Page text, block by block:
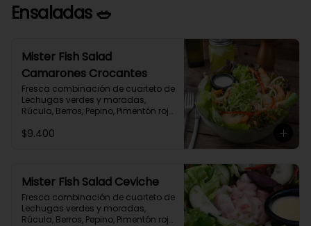
Ensaladas 🥗
Mister Fish Salad
Camarones Crocantes
Fresca combinación de cuarteto de
Lechugas verdes y moradas,
Rúcula, Berros, Pepino, Pimentón rojo,
Camarones Crocante. Aderezada
$9.400
Mister Fish Salad Ceviche
Fresca combinación de cuarteto de
Lechugas verdes y moradas,
Rúcula, Berros, Pepino, Pimentón rojo,